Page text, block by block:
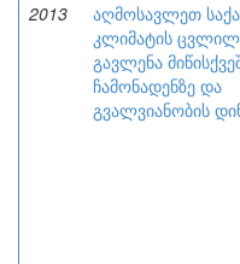
2013
აღმოსავლეთ
კლიმატის
გავლენა
ჩამონადენზე და
გვალვიანობის